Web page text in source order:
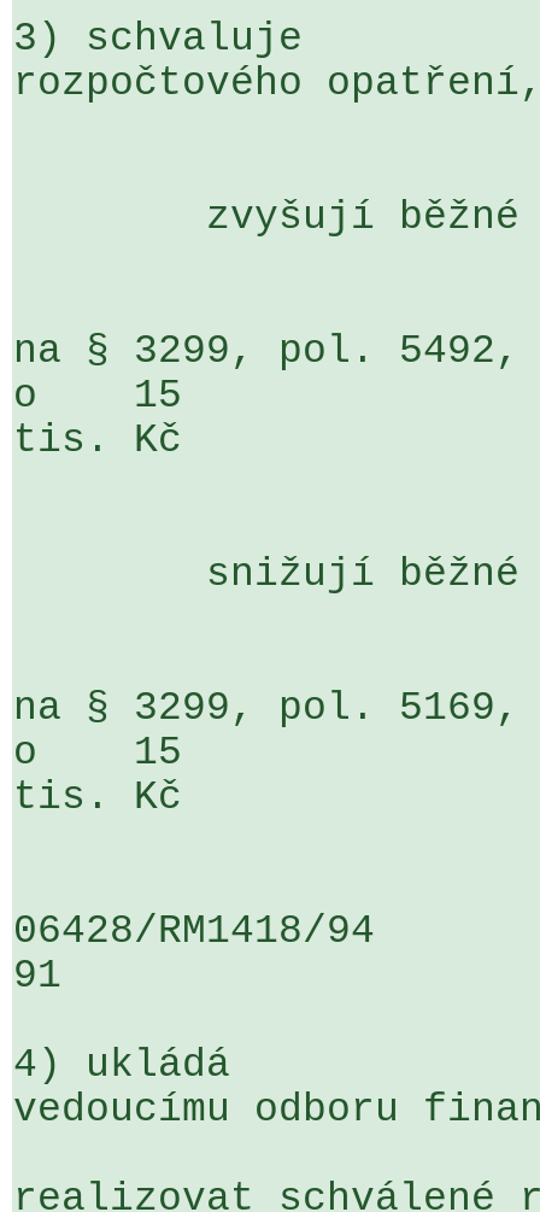
3) schvaluje
rozpočtového
na § 3299, pol. 5492,
o    15
tis. Kč
na § 3299, pol. 5169,
o    15
tis. Kč
06428/RM1418/
91
4) ukládá
vedoucímu odboru
realizovat schválené